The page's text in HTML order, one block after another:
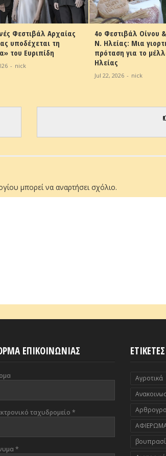
Αρχαίας
τη
Ευριπίδη
4ο Φεστιβάλ Οίνου &
Ν. Ηλείας: Μια γιορτή
πρόταση για το μέλλον
Ηλείας
Jul 22, 2026 - nick
μπορεί να αναρτήσει σχόλιο.
ΕΠΙΚΟΙΝΩΝΙΑΣ
ταχυδρομείο *
*
ΕΤΙΚΕΤΕΣ
Αγροτικά